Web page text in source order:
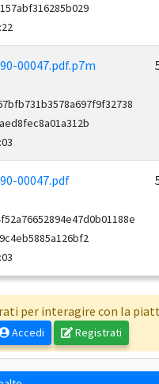
00047.pdf.p7m
00047.pdf
per interagire con la
Accedi Registrati